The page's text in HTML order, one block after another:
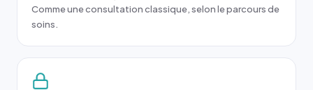
Comme une consultation classique, selon le parcours de
soins.